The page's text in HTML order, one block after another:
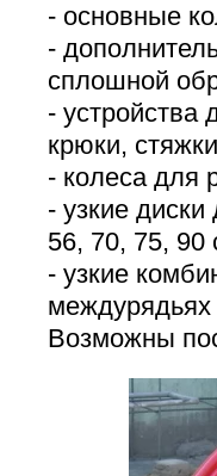
- основные
-
сплошной
-
крюки, стяжки
- колеса для
- узкие
56, 70, 75, 90
- узкие
Возможны